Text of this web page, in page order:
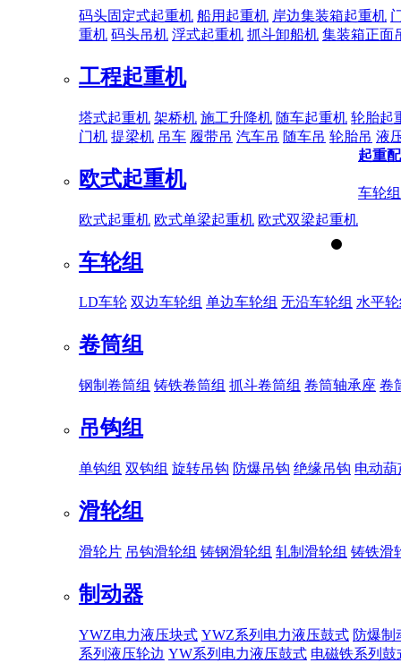
码头固定式起重机 船用起重机 岸边集装箱起重机
重机 码头吊机 浮式起重机 抓斗卸船机 集装箱正面
工程起重机
塔式起重机 架桥机 施工升降机 随车起重机 轮胎起
门机 提梁机 吊车 履带吊 汽车吊 随车吊 轮胎吊 液
欧式起重机
欧式起重机 欧式单梁起重机 欧式双梁起重机
起重
车轮组
车轮组
LD车轮 双边车轮组 单边车轮组 无沿车轮组 水平
卷筒组
钢制卷筒组 铸铁卷筒组 抓斗卷筒组 卷筒轴承座 卷
吊钩组
单钩组 双钩组 旋转吊钩 防爆吊钩 绝缘吊钩 电动
滑轮组
滑轮片 吊钩滑轮组 铸钢滑轮组 轧制滑轮组 铸铁滑
制动器
YWZ电力液压块式 YWZ系列电力液压鼓式 防爆制
系列液压轮边 YW系列电力液压鼓式 电磁铁系列鼓